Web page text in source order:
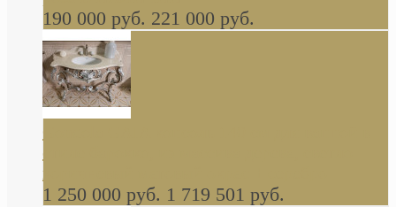
190 000 руб. 221 000 руб.
стиле барокко, из массива дерева, светло
коричневый матовый окрас + серебро
1 250 000 руб. 1 719 501 руб.